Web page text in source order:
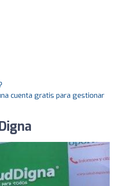
cuenta gratis para gestionar